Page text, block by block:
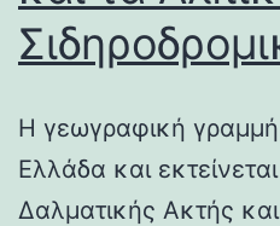
Η γεωγραφική
Ελλάδα και
Δαλματικής Ακτής